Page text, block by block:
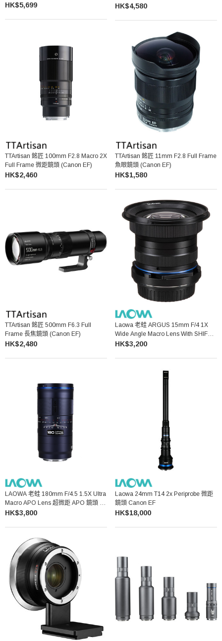
HK$5,699 HK$4,580
TTArtisan 銘匠 100mm F2.8 Macro 2X
Full Frame 微距鏡頭 (Canon EF)
HK$2,460
TTArtisan 銘匠 11mm F2.8 Full Frame
魚眼鏡頭 (Canon EF)
HK$1,580
TTArtisan 銘匠 500mm F6.3 Full
Frame 長焦鏡頭 (Canon EF)
HK$2,480
Laowa 老蛙 ARGUS 15mm F/4 1X
Wide Angle Macro Lens With SHIFT
廣角微距及移軸鏡頭 Canon EF
HK$3,200
LAOWA 老蛙 180mm F/4.5 1.5X Ultra
Macro APO Lens 超微距 APO 鏡頭 -
Canon EF AF
HK$3,800
Laowa 24mm T14 2x Periprobe 微距
鏡頭 Canon EF
HK$18,000